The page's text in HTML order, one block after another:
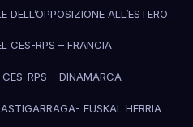
DELL’OPPOSIZIONE ALL’ESTERO
CES-RPS – FRANCIA
RPS – DINAMARCA
EUSKAL HERRIA